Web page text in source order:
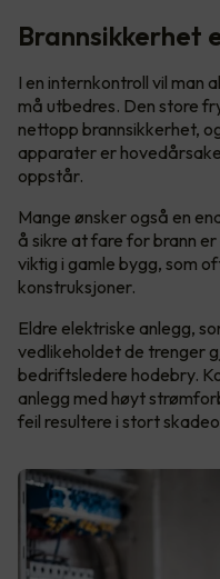
Brannsikkerhet
I en internkontroll vil man
må utbedres. Den store
nettopp brannsikkerhet,
apparater er
oppstår.
Mange ønsker også en
å sikre at fare for brann
viktig i gamle bygg, som
konstruksjoner.
Eldre elektriske anlegg,
vedlikeholdet de trenger
bedriftsledere hodebry.
anlegg med høyt
feil resultere i stort